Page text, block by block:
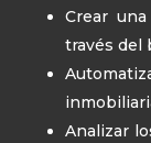
Crear
través del
Analizar